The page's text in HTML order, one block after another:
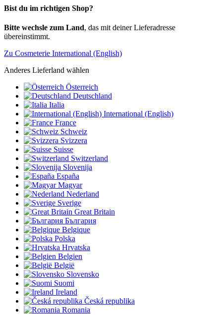
Bist du im richtigen Shop?
Bitte wechsle zum Land, das mit deiner Lieferadresse
übereinstimmt.
Zu Cosmeterie International (English)
Anderes Lieferland wählen
Österreich
Deutschland
Italia
International (English)
France
Schweiz
Svizzera
Suisse
Switzerland
Slovenija
España
Magyar
Nederland
Sverige
Great Britain
България
Belgique
Polska
Hrvatska
Belgien
België
Slovensko
Suomi
Ireland
Česká republika
Romania